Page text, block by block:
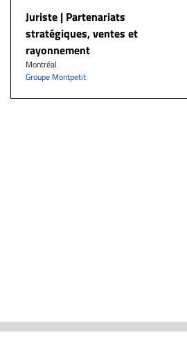
Juriste | Partenariats
stratégiques, ventes et
rayonnement
Montréal
Groupe Montpetit